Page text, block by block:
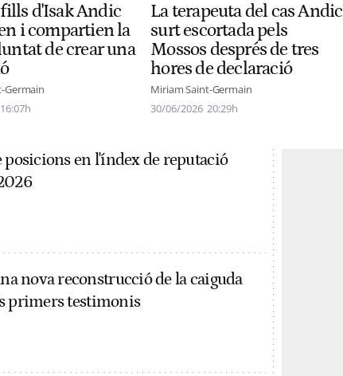
d'Isak Andic
i compartien la
de crear una
Germain
16:07h
La terapeuta del cas Andic
surt escortada pels
Mossos després de tres
hores de declaració
Miriam Saint-Germain
30/06/2026 20:29h
posicions en l'índex de reputació
nova reconstrucció de la caiguda
primers testimonis